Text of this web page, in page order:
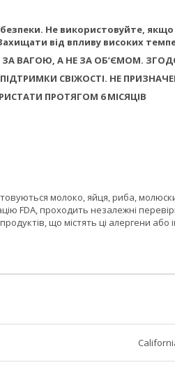
Не використовуйте, якщо
від впливу високих
ВАГОЮ, А НЕ ЗА ОБ’ЄМОМ.
СВІЖОСТІ. НЕ
ПРОТЯГОМ 6 МІСЯЦІВ
молоко, яйця, риба, молюски
FDA, проходить незалежні
що містять ці алергени або